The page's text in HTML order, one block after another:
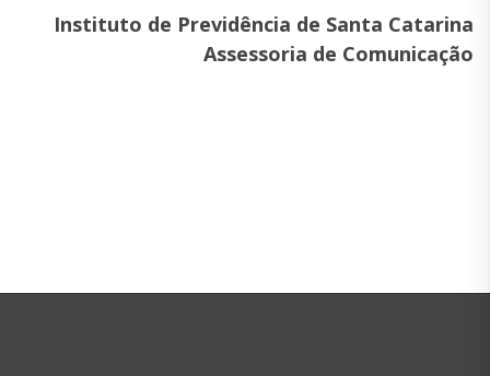
Instituto de Previdência de Santa Catarina
Assessoria de Comunicação